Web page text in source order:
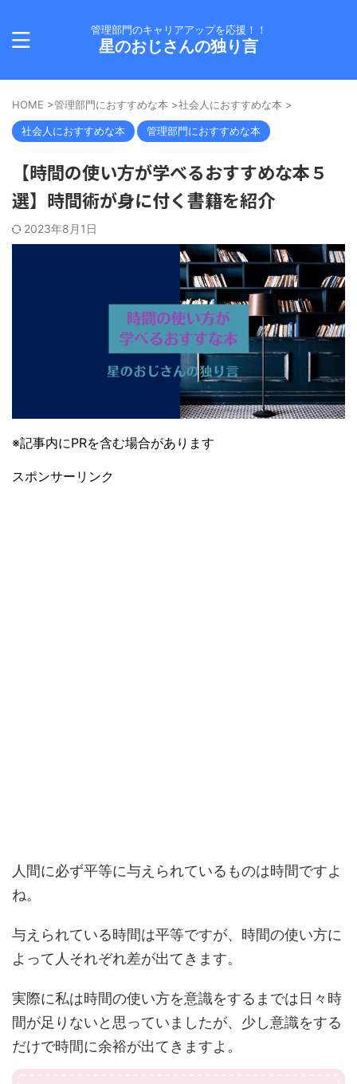
管理部門のキャリアアップを応援！！
星のおじさんの独り言
HOME >管理部門におすすめな本 >社会人におすすめな本 >
社会人におすすめな本 管理部門におすすめな本
【時間の使い方が学べるおすすめな本５
選】時間術が身に付く書籍を紹介
2023年8月1日
※記事内にPRを含む場合があります
スポンサーリンク
人間に必ず平等に与えられているものは時間ですよ
ね。
与えられている時間は平等ですが、時間の使い方に
よって人それぞれ差が出てきます。
実際に私は時間の使い方を意識をするまでは日々時
間が足りないと思っていましたが、少し意識をする
だけで時間に余裕が出てきますよ。